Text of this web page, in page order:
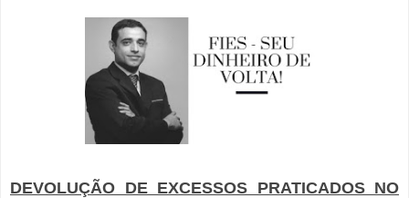
DEVOLUÇÃO DE EXCESSOS PRATICADOS NO